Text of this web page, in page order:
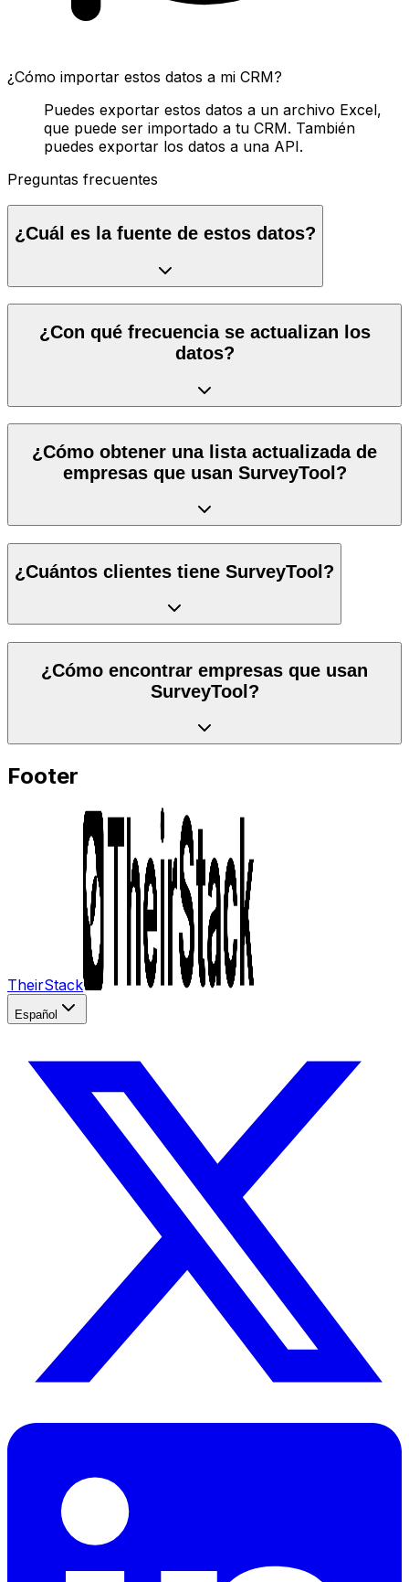
¿Cómo importar estos datos a mi CRM?
Puedes exportar estos datos a un archivo Excel,
que puede ser importado a tu CRM. También
puedes exportar los datos a una API.
Preguntas frecuentes
¿Cuál es la fuente de estos datos?
¿Con qué frecuencia se actualizan los
datos?
¿Cómo obtener una lista actualizada de
empresas que usan SurveyTool?
¿Cuántos clientes tiene SurveyTool?
¿Cómo encontrar empresas que usan
SurveyTool?
Footer
TheirStack
Español